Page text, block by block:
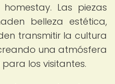
Las piezas
belleza estética,
transmitir la cultura
una atmósfera
los visitantes.